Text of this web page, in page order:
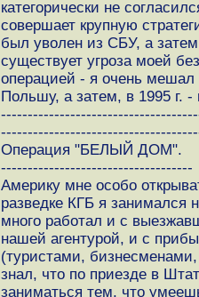
категорически не
совершает крупную
был уволен из СБУ, а
существует угроза моей
операцией - я очень мешал
Польшу, а затем, в 1995 г.
Операция "БЕЛЫЙ ДОМ".
------------------------------------
Америку мне особо
разведке КГБ я занимался
много работал и с
нашей агентурой, и с
(туристами,
знал, что по приезде в
заниматься тем, что